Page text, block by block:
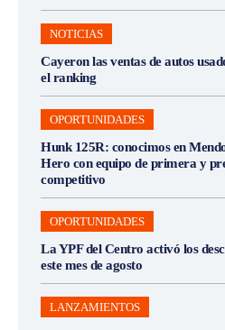
NOTICIAS
Cayeron las ventas de autos
el ranking
OPORTUNIDADES
Hunk 125R: conocimos en
Hero con equipo de primera y
competitivo
OPORTUNIDADES
La YPF del Centro activó los
este mes de agosto
LANZAMIENTOS